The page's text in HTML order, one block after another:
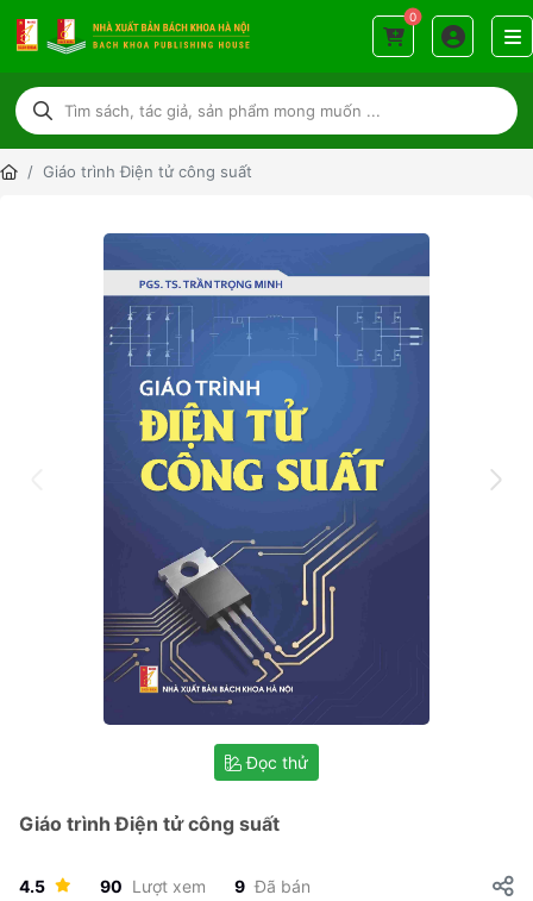
0
Giáo trình Điện tử công suất
Đọc thử
Giáo trình Điện tử công suất
4.5 90 Lượt xem 9 Đã bán